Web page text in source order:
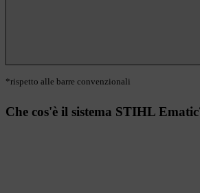
*rispetto alle barre convenzionali
Che cos'è il sistema STIHL